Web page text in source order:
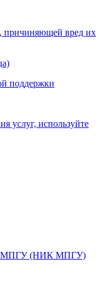
причиняющей вред их
поддержки
услуг, используйте
МПГУ (НИК МПГУ)